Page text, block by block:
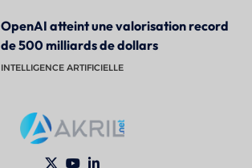
OpenAI atteint une valorisation record
de 500 milliards de dollars
INTELLIGENCE ARTIFICIELLE